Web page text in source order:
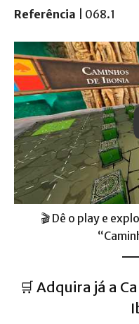
Referência | 068.1
🎬 Dê o play e
🛒 Adquira já a